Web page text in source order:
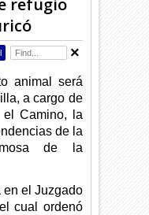
animal será
a cargo de
el Camino, la
de la
de la
en el Juzgado
cual ordenó